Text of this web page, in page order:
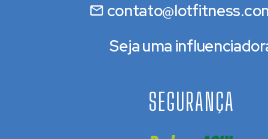
Seja uma
SEGURANÇA